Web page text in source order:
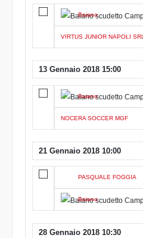
Baiano
VIRTUS JUNIOR NAPOLI SRL
13 Gennaio 2018 15:00
Baiano
NOCERA SOCCER MGF
21 Gennaio 2018 10:00
PASQUALE FOGGIA
Baiano
28 Gennaio 2018 10:30